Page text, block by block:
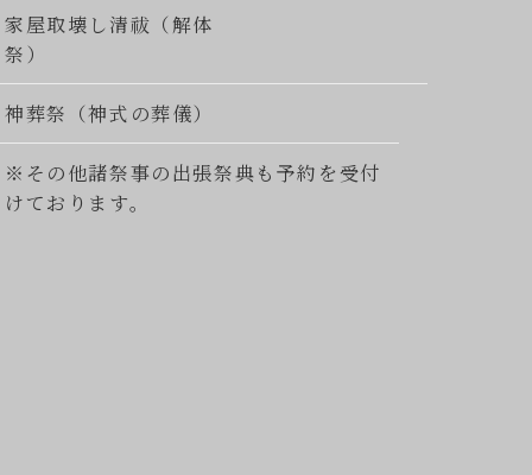
家屋取壊し清祓（解体
祭）
神葬祭（神式の葬儀）
※その他諸祭事の出張祭典も予約を受付
けております。